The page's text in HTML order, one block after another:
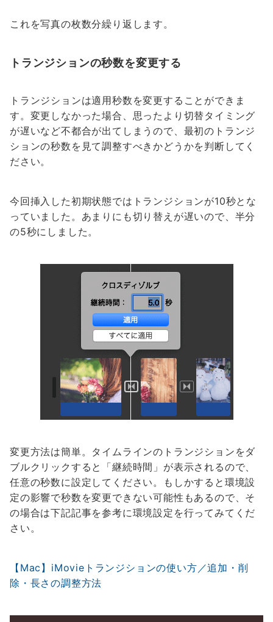
これを写真の枚数分繰り返します。
トランジションの秒数を変更する
トランジションは適用秒数を変更することができま
す。変更しなかった場合、思ったより切替タイミング
が遅いなど不都合が出てしまうので、最初のトランジ
ションの秒数を見て調整すべきかどうかを判断してく
ださい。
今回挿入した初期状態ではトランジションが10秒とな
っていました。あまりにも切り替えが遅いので、半分
の5秒にしました。
変更方法は簡単。タイムラインのトランジションをダ
ブルクリックすると「継続時間」が表示されるので、
任意の秒数に設定してください。もしかすると環境設
定の影響で秒数を変更できない可能性もあるので、そ
の場合は下記記事を参考に環境設定を行ってみてくだ
さい。
【Mac】iMovieトランジションの使い方／追加・削
除・長さの調整方法